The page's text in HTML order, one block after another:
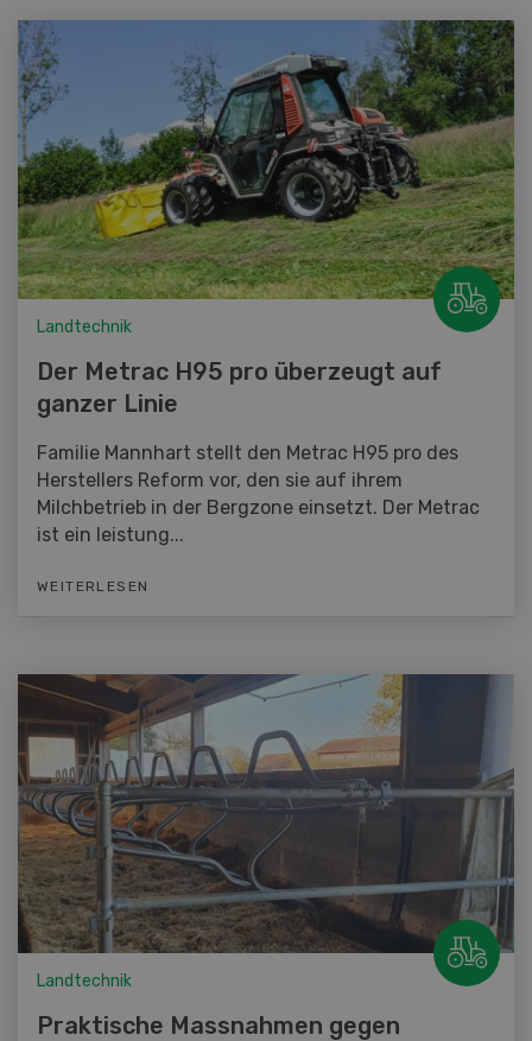
Landtechnik
Der Metrac H95 pro überzeugt auf
ganzer Linie
Familie Mannhart stellt den Metrac H95 pro des
Herstellers Reform vor, den sie auf ihrem
Milchbetrieb in der Bergzone einsetzt. Der Metrac
ist ein leistung...
WEITERLESEN
Landtechnik
Praktische Massnahmen gegen